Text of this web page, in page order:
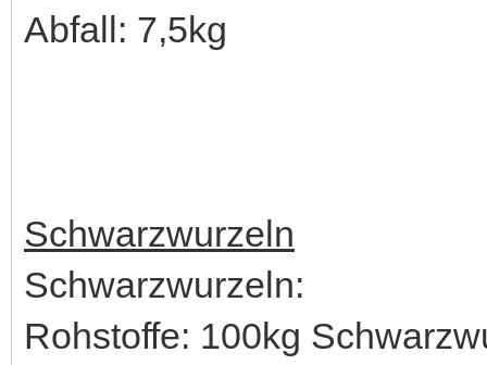
Abfall: 7,5kg
Schwarzwurzeln
Schwarzwurzeln:
Rohstoffe: 100kg